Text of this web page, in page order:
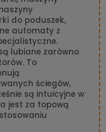
do poduszek,
automaty z
lubiane zarówno
To
ściegów,
są intuicyjne w
jest za topową